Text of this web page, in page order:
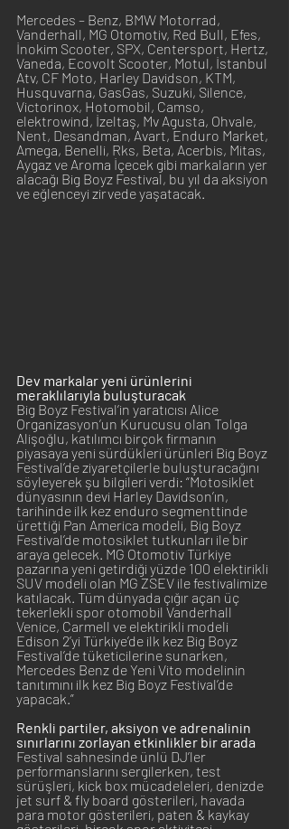
Mercedes – Benz, BMW Motorrad,
Vanderhall, MG Otomotiv, Red Bull, Efes,
İnokim Scooter, SPX, Centersport, Hertz,
Vaneda, Ecovolt Scooter, Motul, İstanbul
Atv, CF Moto, Harley Davidson, KTM,
Husquvarna, GasGas, Suzuki, Silence,
Victorinox, Hotomobil, Camso,
elektrowind, İzeltaş, Mv Agusta, Ohvale,
Nent, Desandman, Avart, Enduro Market,
Amega, Benelli, Rks, Beta, Acerbis, Mitas,
Aygaz ve Aroma İçecek gibi markaların yer
alacağı Big Boyz Festival, bu yıl da aksiyon
ve eğlenceyi zirvede yaşatacak.
Dev markalar yeni ürünlerini
meraklılarıyla buluşturacak
Big Boyz Festival’in yaratıcısı Alice
Organizasyon’un Kurucusu olan Tolga
Alişoğlu, katılımcı birçok firmanın
piyasaya yeni sürdükleri ürünleri Big Boyz
Festival’de ziyaretçilerle buluşturacağını
söyleyerek şu bilgileri verdi: “Motosiklet
dünyasının devi Harley Davidson’ın,
tarihinde ilk kez enduro segmenttinde
ürettiği Pan America modeli, Big Boyz
Festival’de motosiklet tutkunları ile bir
araya gelecek. MG Otomotiv Türkiye
pazarına yeni getirdiği yüzde 100 elektirikli
SUV modeli olan MG ZSEV ile festivalimize
katılacak. Tüm dünyada çığır açan üç
tekerlekli spor otomobil Vanderhall
Venice, Carmell ve elektirikli modeli
Edison 2’yi Türkiye’de ilk kez Big Boyz
Festival’de tüketicilerine sunarken,
Mercedes Benz de Yeni Vito modelinin
tanıtımını ilk kez Big Boyz Festival’de
yapacak.”
Renkli partiler, aksiyon ve adrenalinin
sınırlarını zorlayan etkinlikler bir arada
Festival sahnesinde ünlü DJ’ler
performanslarını sergilerken, test
sürüşleri, kick box mücadeleleri, denizde
jet surf & fly board gösterileri, havada
para motor gösterileri, paten & kaykay